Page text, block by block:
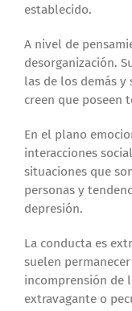
establecido.
A nivel de
desorganización.
las de los demás y
creen que poseen
En el plano
interacciones
situaciones que
personas y
depresión.
La conducta es
suelen
incomprensión de
extravagante o